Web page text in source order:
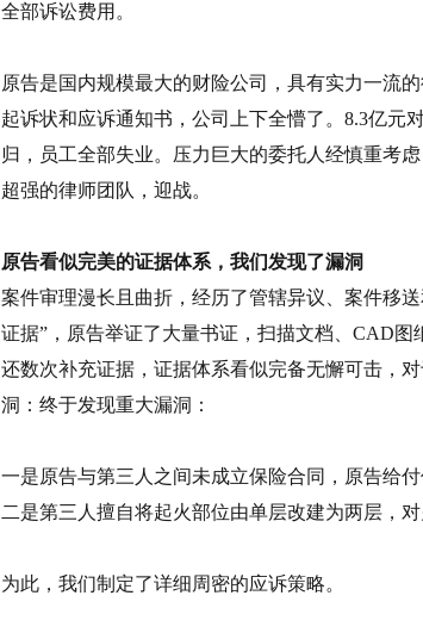
全部诉讼费用。
原告是国内规模最大的财险公司，具有实力一流
起诉状和应诉通知书，公司上下全懵了。8.3亿元
归，员工全部失业。压力巨大的委托人经慎重考
超强的律师团队，迎战。
原告看似完美的证据体系，我们发现了漏洞
案件审理漫长且曲折，经历了管辖异议、案件移
证据”，原告举证了大量书证，扫描文档、CAD
还数次补充证据，证据体系看似完备无懈可击，
洞：终于发现重大漏洞：
一是原告与第三人之间未成立保险合同，原告给
二是第三人擅自将起火部位由单层改建为两层，
为此，我们制定了详细周密的应诉策略。